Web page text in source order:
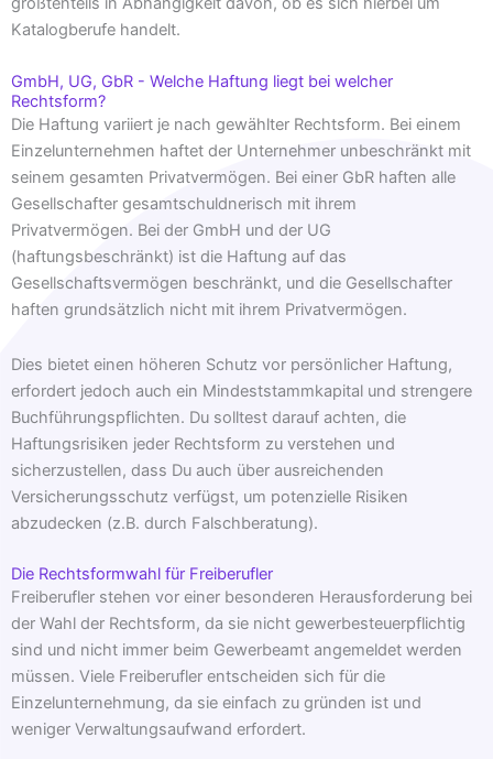
Katalogberufe handelt.
GmbH, UG, GbR - Welche Haftung liegt bei welcher
Rechtsform?
Die Haftung variiert je nach gewählter Rechtsform. Bei einem
Einzelunternehmen haftet der Unternehmer unbeschränkt mit
seinem gesamten Privatvermögen. Bei einer GbR haften alle
Gesellschafter gesamtschuldnerisch mit ihrem
Privatvermögen. Bei der GmbH und der UG
(haftungsbeschränkt) ist die Haftung auf das
Gesellschaftsvermögen beschränkt, und die Gesellschafter
haften grundsätzlich nicht mit ihrem Privatvermögen.
Dies bietet einen höheren Schutz vor persönlicher Haftung,
erfordert jedoch auch ein Mindeststammkapital und strengere
Buchführungspflichten. Du solltest darauf achten, die
Haftungsrisiken jeder Rechtsform zu verstehen und
sicherzustellen, dass Du auch über ausreichenden
Versicherungsschutz verfügst, um potenzielle Risiken
abzudecken (z.B. durch Falschberatung).
Die Rechtsformwahl für Freiberufler
Freiberufler stehen vor einer besonderen Herausforderung bei
der Wahl der Rechtsform, da sie nicht gewerbesteuerpflichtig
sind und nicht immer beim Gewerbeamt angemeldet werden
müssen. Viele Freiberufler entscheiden sich für die
Einzelunternehmung, da sie einfach zu gründen ist und
weniger Verwaltungsaufwand erfordert.